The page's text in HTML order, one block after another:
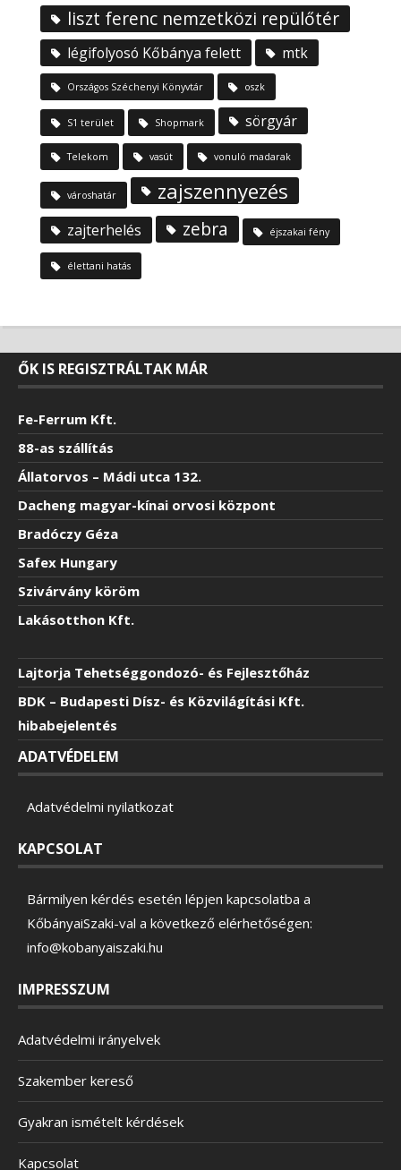
liszt ferenc nemzetközi repülőtér
légifolyosó Kőbánya felett mtk
Országos Széchenyi Könyvtár oszk
S1 terület Shopmark sörgyár
Telekom vasút vonuló madarak
városhatár zajszennyezés
zajterhelés zebra éjszakai fény
élettani hatás
ŐK IS REGISZTRÁLTAK MÁR
Fe-Ferrum Kft.
88-as szállítás
Állatorvos – Mádi utca 132.
Dacheng magyar-kínai orvosi központ
Bradóczy Géza
Safex Hungary
Szivárvány köröm
Lakásotthon Kft.
Lajtorja Tehetséggondozó- és Fejlesztőház
BDK – Budapesti Dísz- és Közvilágítási Kft.
hibabejelentés
ADATVÉDELEM
Adatvédelmi nyilatkozat
KAPCSOLAT
Bármilyen kérdés esetén lépjen kapcsolatba a
KőbányaiSzaki-val a következő elérhetőségen:
info@kobanyaiszaki.hu
IMPRESSZUM
Adatvédelmi irányelvek
Szakember kereső
Gyakran ismételt kérdések
Kapcsolat